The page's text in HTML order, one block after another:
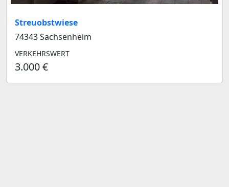
Streuobstwiese
74343 Sachsenheim
VERKEHRSWERT
3.000 €